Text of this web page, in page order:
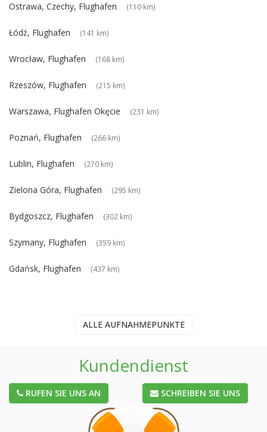
Ostrawa, Czechy, Flughafen (110 km)
Łódź, Flughafen (141 km)
Wrocław, Flughafen (168 km)
Rzeszów, Flughafen (215 km)
Warszawa, Flughafen Okęcie (231 km)
Poznań, Flughafen (266 km)
Lublin, Flughafen (270 km)
Zielona Góra, Flughafen (295 km)
Bydgoszcz, Flughafen (302 km)
Szymany, Flughafen (359 km)
Gdańsk, Flughafen (437 km)
ALLE AUFNAHMEPUNKTE
Kundendienst
RUFEN SIE UNS AN SCHREIBEN SIE UNS